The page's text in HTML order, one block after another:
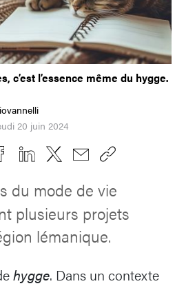
c’est l’essence même du hygge.
20 juin 2024
du mode de vie
plusieurs projets
lémanique.
hygge. Dans un contexte